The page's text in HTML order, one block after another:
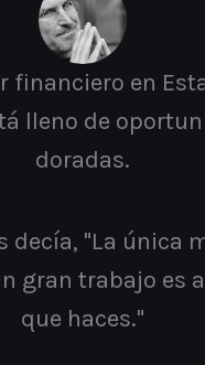
financiero en
lleno de
doradas.
decía, "La única
gran trabajo es
que haces."